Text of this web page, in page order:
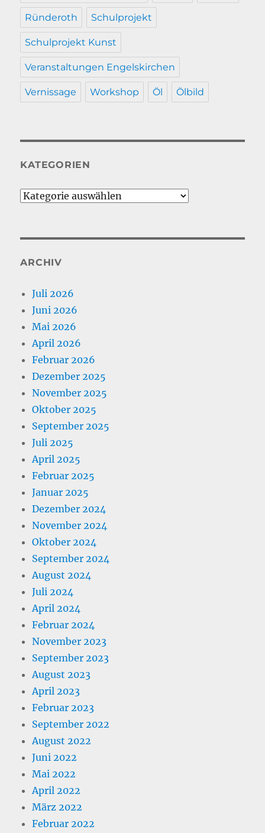
Ründeroth Schulprojekt
Schulprojekt Kunst
Veranstaltungen Engelskirchen
Vernissage Workshop Öl Ölbild
KATEGORIEN
Kategorien
ARCHIV
Juli 2026
Juni 2026
Mai 2026
April 2026
Februar 2026
Dezember 2025
November 2025
Oktober 2025
September 2025
Juli 2025
April 2025
Februar 2025
Januar 2025
Dezember 2024
November 2024
Oktober 2024
September 2024
August 2024
Juli 2024
April 2024
Februar 2024
November 2023
September 2023
August 2023
April 2023
Februar 2023
September 2022
August 2022
Juni 2022
Mai 2022
April 2022
März 2022
Februar 2022